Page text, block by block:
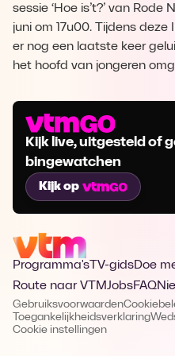
sessie ‘Hoe is’t?’ van
juni om 17u00. Tijdens
er nog een laatste keer
het hoofd van jongeren
Kijk live, uitgesteld of
bingewatchen
Kijk op
Programma's TV-gidsDoe
Route naar VTMJobsFAQ
Gebruiksvoorwaarden
Toegankelijkheidsverklaring
Cookie instellingen